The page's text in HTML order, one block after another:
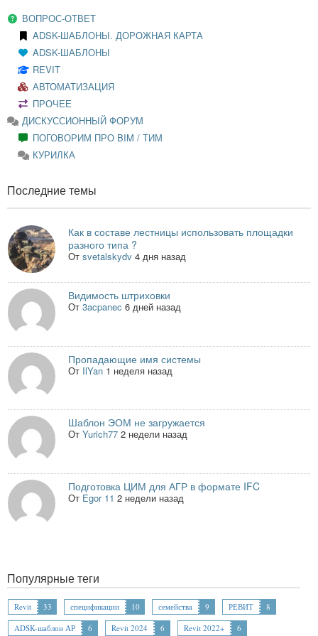
ВОПРОС-ОТВЕТ
ADSK-ШАБЛОНЫ. ДОРОЖНАЯ КАРТА
ADSK-ШАБЛОНЫ
REVIT
АВТОМАТИЗАЦИЯ
ПРОЧЕЕ
ДИСКУССИОННЫЙ ФОРУМ
ПОГОВОРИМ ПРО BIM / ТИМ
КУРИЛКА
Последние темы
Как в составе лестницы использовать площадки
разного типа ?
Отsvetalskydv 4 дня назад
Видимость штриховки
От3acpanec 6 дней назад
Пропадающие имя системы
От IlYan 1 неделя назад
Шаблон ЭОМ не загружается
ОтYurich77 2 недели назад
Подготовка ЦИМ для АГР в формате IFC
От Egor 11 2 недели назад
Популярные теги
Revit 33 спецификации 10 семейства 9 РЕВИТ
8
ADSK-шаблон АР
6 Revit 2024 6 Revit 2022+ 6